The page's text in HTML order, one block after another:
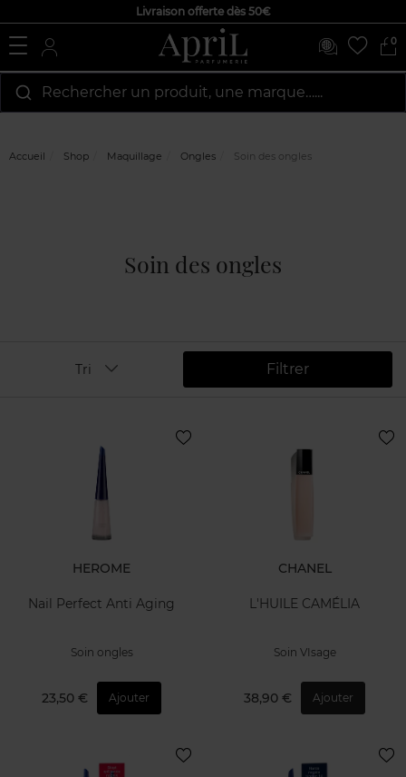
Livraison offerte dès 50€
0
Rechercher un produit, une marque…...
Accueil Shop Maquillage Ongles Soin des ongles
Soin des ongles
Filtrer
Tri
HEROME
Nail Perfect Anti Aging
Soin ongles
23,50 € Ajouter
CHANEL
L'HUILE CAMÉLIA
Soin VIsage
38,90 € Ajouter